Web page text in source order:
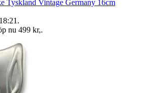
Tyskland Vintage Germany 16cm
.
nu 499 kr,.